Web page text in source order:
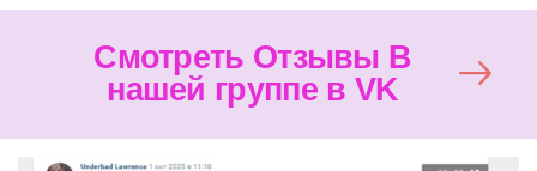
Смотреть Отзывы В
нашей группе в VK